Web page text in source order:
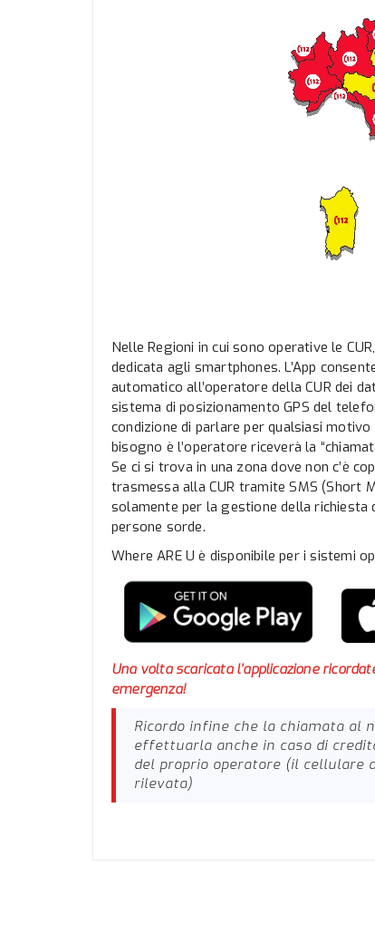
Nelle Regioni in cui sono operative le
dedicata agli smartphones. L’App
automatico all’operatore della CUR dei
sistema di posizionamento GPS del
condizione di parlare per qualsiasi
bisogno è l’operatore riceverà la
Se ci si trova in una zona dove non c’è
trasmessa alla CUR tramite SMS (Short
solamente per la gestione della richiesta
persone sorde.
Where ARE U è disponibile per i sistemi
Una volta scaricata l’applicazione
emergenza!
Ricordo infine che la chiamata al
effettuarla anche in caso di
del proprio operatore (il cellulare
rilevata)